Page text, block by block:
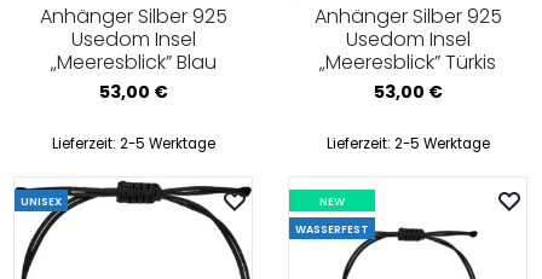
Anhänger Silber 925
Usedom Insel
„Meeresblick” Blau
53,00 €
Lieferzeit: 2-5 Werktage
Anhänger Silber 925
Usedom Insel
„Meeresblick” Türkis
53,00 €
Lieferzeit: 2-5 Werktage
UNISEX
NEW
WASSERFEST